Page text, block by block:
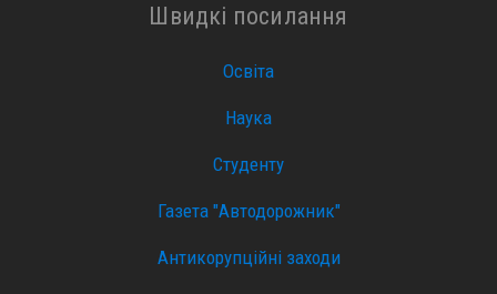
Швидкі посилання
Освіта
Наука
Студенту
Газета "Автодорожник"
Антикорупційні заходи